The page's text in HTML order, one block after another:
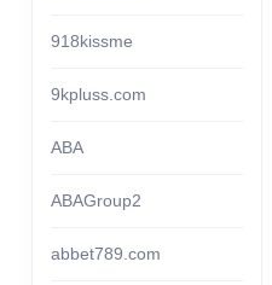
918kissme
9kpluss.com
ABA
ABAGroup2
abbet789.com